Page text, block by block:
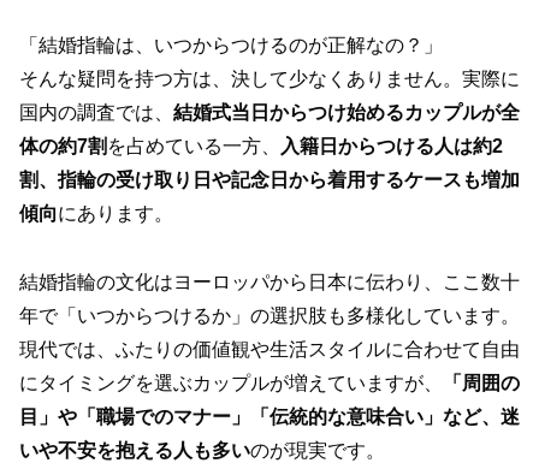
「結婚指輪は、いつからつけるのが正解なの？」
そんな疑問を持つ方は、決して少なくありません。実際に
国内の調査では、 結婚式当日からつけ始めるカップルが全
体の約7割 を占めている一方、
入籍日からつける人は約2
割、指輪の受け取り日や記念日から着用するケースも増加
傾向にあります。
結婚指輪の文化はヨーロッパから日本に伝わり、ここ数十
年で「いつからつけるか」の選択肢も多様化しています。
現代では、ふたりの価値観や生活スタイルに合わせて自由
にタイミングを選ぶカップルが増えていますが、
「周囲の
目」や「職場でのマナー」「伝統的な意味合い」など、迷
いや不安を抱える人も多いのが現実です。